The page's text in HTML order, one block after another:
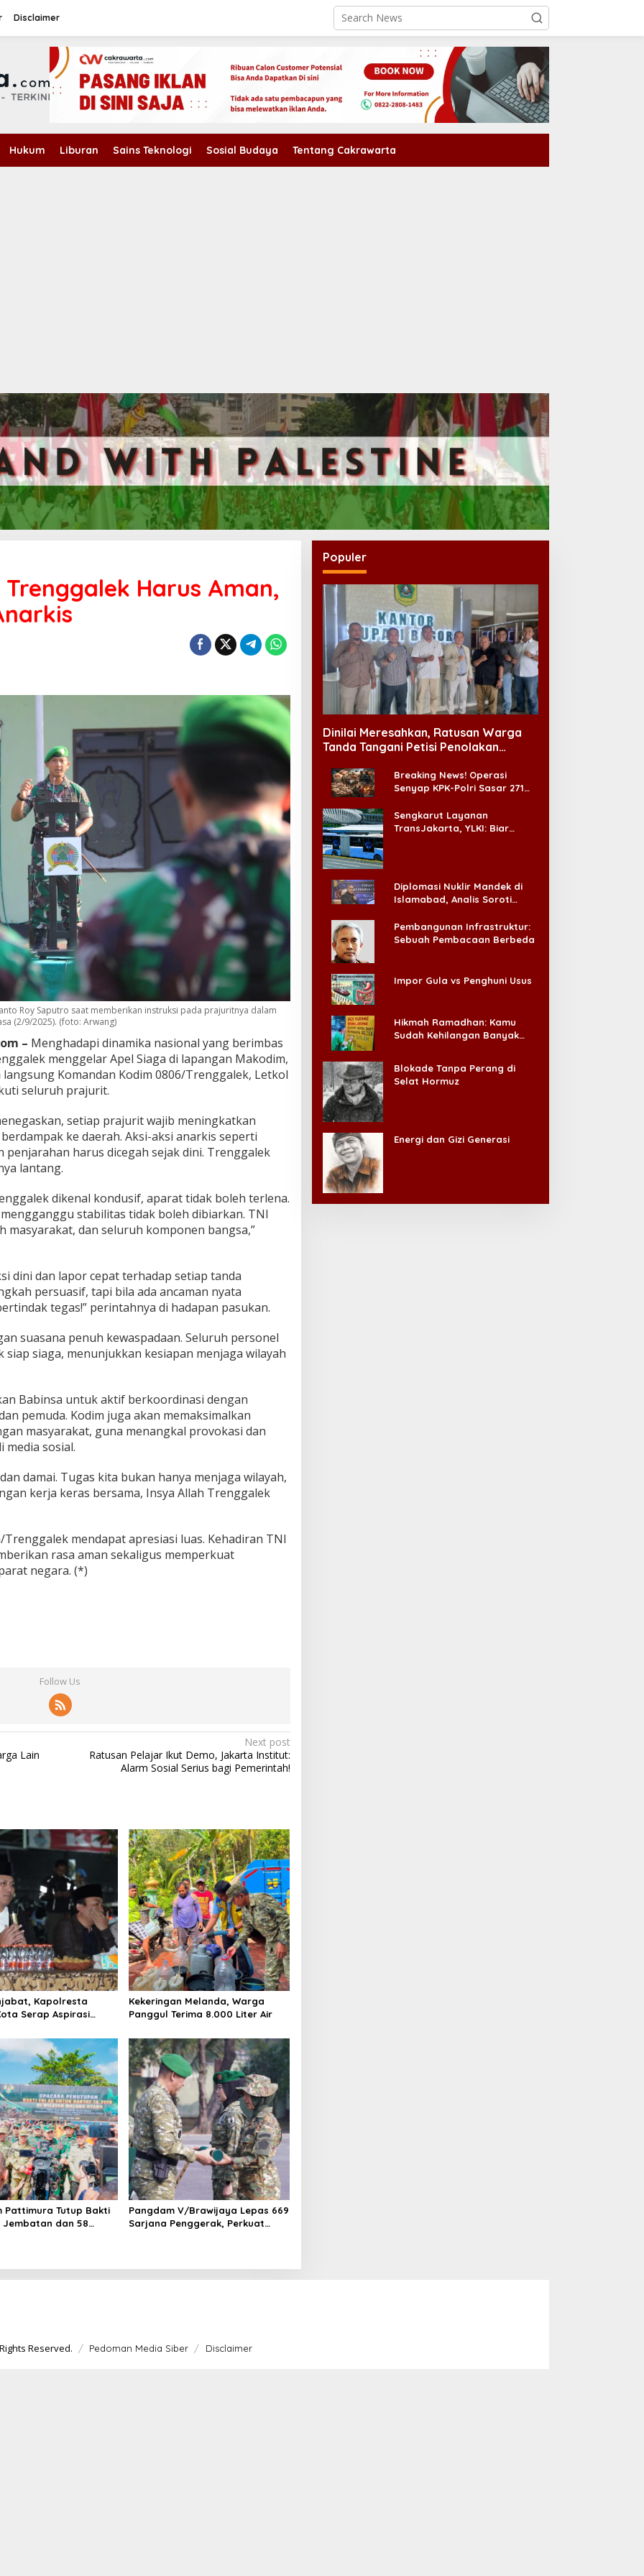
Disclaimer
Hukum Liburan Sains Teknologi Sosial Budaya Tentang Cakrawarta
Harus Aman,
Roy Saputro saat memberikan instruksi pada prajuritnya dalam
(2/9/2025). (foto: Arwang)
– Menghadapi dinamika nasional yang berimbas
menggelar Apel Siaga di lapangan Makodim,
langsung Komandan Kodim 0806/Trenggalek, Letkol
seluruh prajurit.
setiap prajurit wajib meningkatkan
ke daerah. Aksi-aksi anarkis seperti
penjarahan harus dicegah sejak dini. Trenggalek
lantang.
dikenal kondusif, aparat tidak boleh terlena.
stabilitas tidak boleh dibiarkan. TNI
masyarakat, dan seluruh komponen bangsa,”
dini dan lapor cepat terhadap setiap tanda
persuasif, tapi bila ada ancaman nyata
tegas!” perintahnya di hadapan pasukan.
suasana penuh kewaspadaan. Seluruh personel
siaga, menunjukkan kesiapan menjaga wilayah
Babinsa untuk aktif berkoordinasi dengan
pemuda. Kodim juga akan memaksimalkan
masyarakat, guna menangkal provokasi dan
media sosial.
damai. Tugas kita bukan hanya menjaga wilayah,
kerja keras bersama, Insya Allah Trenggalek
mendapat apresiasi luas. Kehadiran TNI
rasa aman sekaligus memperkuat
negara. (*)
Follow Us
Lain
Next post
Ratusan Pelajar Ikut Demo, Jakarta Institut:
Alarm Sosial Serius bagi Pemerintah!
Kapolresta
Serap Aspirasi
Kekeringan Melanda, Warga
Panggul Terima 8.000 Liter Air
Pattimura Tutup Bakti
Jembatan dan 58
Pangdam V/Brawijaya Lepas 669
Sarjana Penggerak, Perkuat
Populer
Dinilai Meresahkan, Ratusan Warga
Tanda Tangani Petisi Penolakan
Breaking News! Operasi
Senyap KPK-Polri Sasar 271
Ada ‘Badai Pemeriksaan’
Sengkarut Layanan
TransJakarta, YLKI: Biar
Diplomasi Nuklir Mandek di
Islamabad, Analis Soroti
Pembangunan Infrastruktur:
Sebuah Pembacaan Berbeda
Impor Gula vs Penghuni Usus
Hikmah Ramadhan: Kamu
Sudah Kehilangan Banyak
Blokade Tanpa Perang di
Selat Hormuz
Energi dan Gizi Generasi
Reserved. Pedoman Media Siber Disclaimer